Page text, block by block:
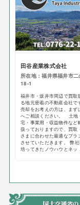
田谷産業株式会社
所在地：福井県福井市
18-1
福井市・坂井市周辺で買取
る地元密着の不動産会社で
売却をお考えの方は、まず
へご相談ください。 土地
宅・事業用・収益物件など
扱っておりますので、買取
さまに合わせた最適なプラ
させていただきます。 弊
培ってきたノウハウとネッ